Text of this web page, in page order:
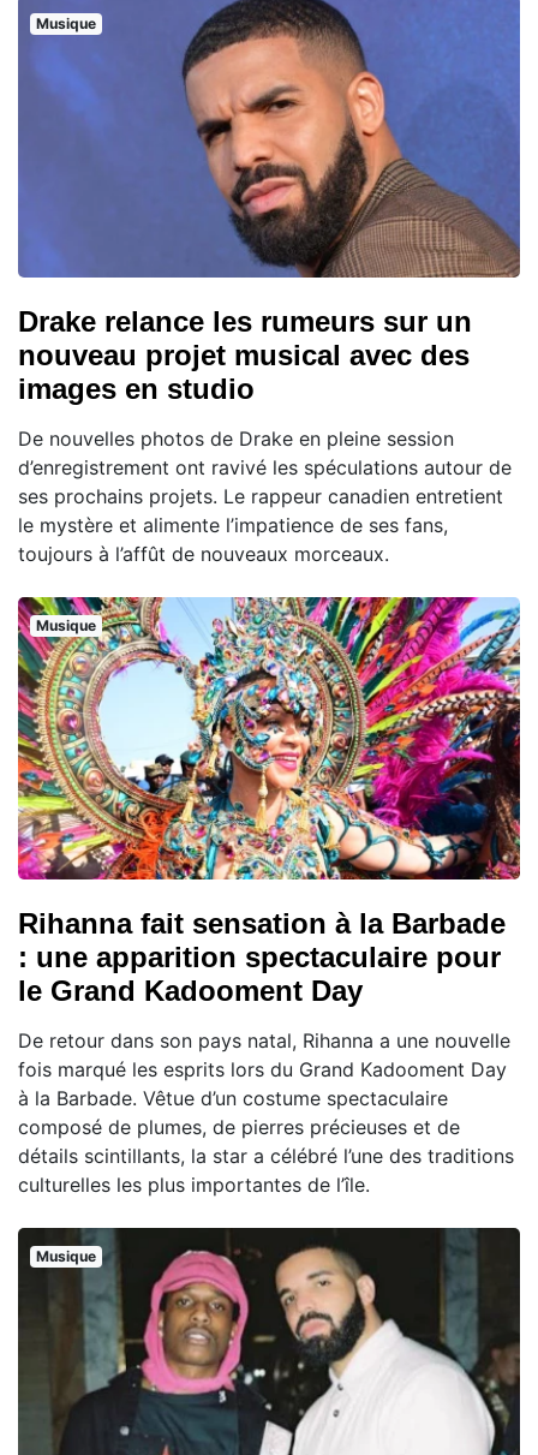
Musique
Drake relance les rumeurs sur un
nouveau projet musical avec des
images en studio
De nouvelles photos de Drake en pleine session
d’enregistrement ont ravivé les spéculations autour de
ses prochains projets. Le rappeur canadien entretient
le mystère et alimente l’impatience de ses fans,
toujours à l’affût de nouveaux morceaux.
Musique
Rihanna fait sensation à la Barbade
: une apparition spectaculaire pour
le Grand Kadooment Day
De retour dans son pays natal, Rihanna a une nouvelle
fois marqué les esprits lors du Grand Kadooment Day
à la Barbade. Vêtue d’un costume spectaculaire
composé de plumes, de pierres précieuses et de
détails scintillants, la star a célébré l’une des traditions
culturelles les plus importantes de l’île.
Musique